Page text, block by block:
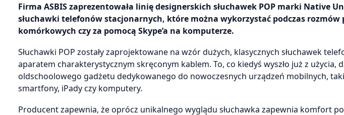
Firma ASBIS zaprezentowała linię designerskich słuchawek POP marki Native
słuchawki telefonów stacjonarnych, które można wykorzystać podczas
komórkowych czy za pomocą Skype’a na komputerze.
Słuchawki POP zostały zaprojektowane na wzór dużych, klasycznych słuchawek
aparatem charakterystycznym skręconym kablem. To, co kiedyś wyszło już z użycia,
oldschoolowego gadżetu dedykowanego do nowoczesnych urządzeń mobilnych,
smartfony, iPady czy komputery.
Producent zapewnia, że oprócz unikalnego wyglądu słuchawka zapewnia komfort